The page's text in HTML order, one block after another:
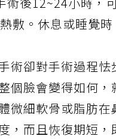
術後12~24小時，
敷。休息或睡覺
術卻對手術過程
個臉會變得如何
微細軟骨或脂肪